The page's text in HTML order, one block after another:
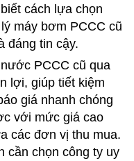
cách lựa chọn
máy bơm PCCC cũ
đáng tin cậy.
PCCC cũ qua
lợi, giúp tiết kiệm
giá nhanh chóng
với mức giá cao
các đơn vị thu mua.
cần chọn công ty uy